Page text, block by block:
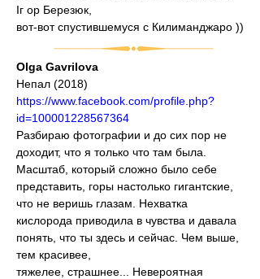
Іг ор Березюк,
вот-вот спустившемуся с Килиманджаро ))
Olga Gavrilova
Непал (2018)
https://www.facebook.com/profile.php?
id=100001228567364
Разбираю фотографии и до сих пор не
доходит, что я только что там была.
Масштаб, который сложно было себе
представить, горы настолько гигантские,
что не веришь глазам. Нехватка
кислорода приводила в чувства и давала
понять, что ты здесь и сейчас. Чем выше,
тем красивее,
тяжелее, страшнее... Невероятная